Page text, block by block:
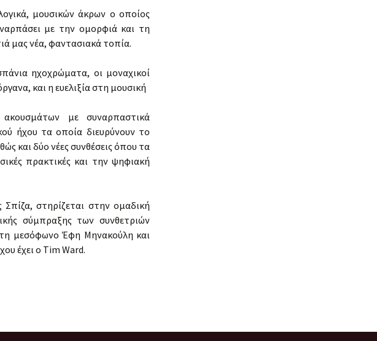
μουσικών άκρων ο οποίος
με την ομορφιά και τη
μας νέα, φαντασιακά τοπία.
ηχοχρώματα, οι μοναχικοί
και η ευελιξία στη μουσική
με συναρπαστικά
ήχου τα οποία διευρύνουν το
και δύο νέες συνθέσεις όπου τα
πρακτικές και την ψηφιακή
στηρίζεται στην ομαδική
σύμπραξης των συνθετριών
μεσόφωνο Έφη Μηνακούλη και
έχει ο Tim Ward.